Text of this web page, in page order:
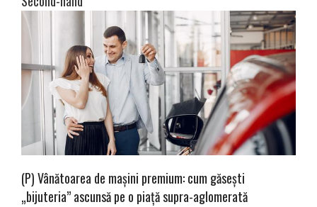
(P) Vânătoarea de mașini premium: cum găsești
„bijuteria” ascunsă pe o piață supra-aglomerată